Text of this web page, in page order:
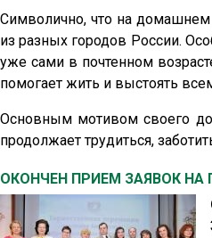
Символично, что на
из разных городов России.
уже сами в почтенном
помогает жить и выстоять
Основным мотивом своего
продолжает трудиться,
ОКОНЧЕН ПРИЕМ ЗАЯВОК